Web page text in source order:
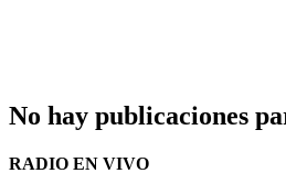
No hay publicaciones
RADIO EN VIVO